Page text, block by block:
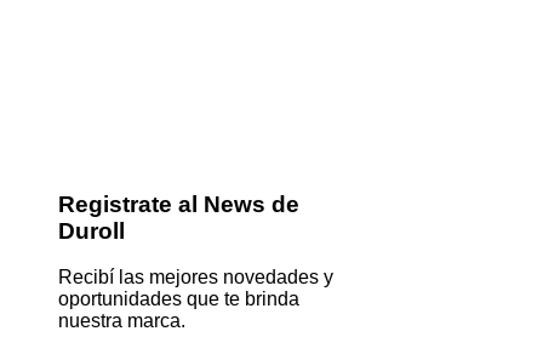
Registrate al News de
Duroll
Recibí las mejores novedades y
oportunidades que te brinda
nuestra marca.